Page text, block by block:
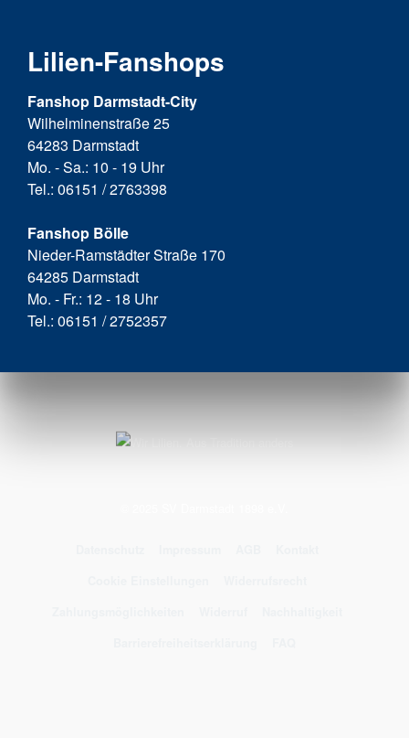
Lilien-Fanshops
Fanshop Darmstadt-City
Wilhelminenstraße 25
64283 Darmstadt
Mo. - Sa.: 10 - 19 Uhr
Tel.: 06151 / 2763398
Fanshop Bölle
Nieder-Ramstädter Straße 170
64285 Darmstadt
Mo. - Fr.: 12 - 18 Uhr
Tel.: 06151 / 2752357